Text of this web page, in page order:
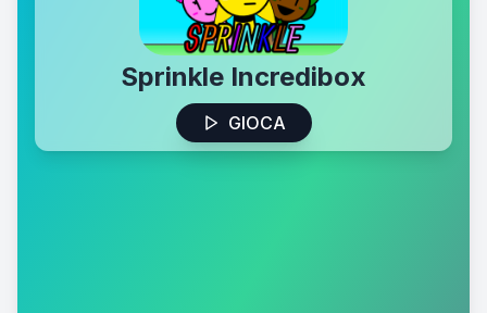
Sprinkle Incredibox
GIOCA